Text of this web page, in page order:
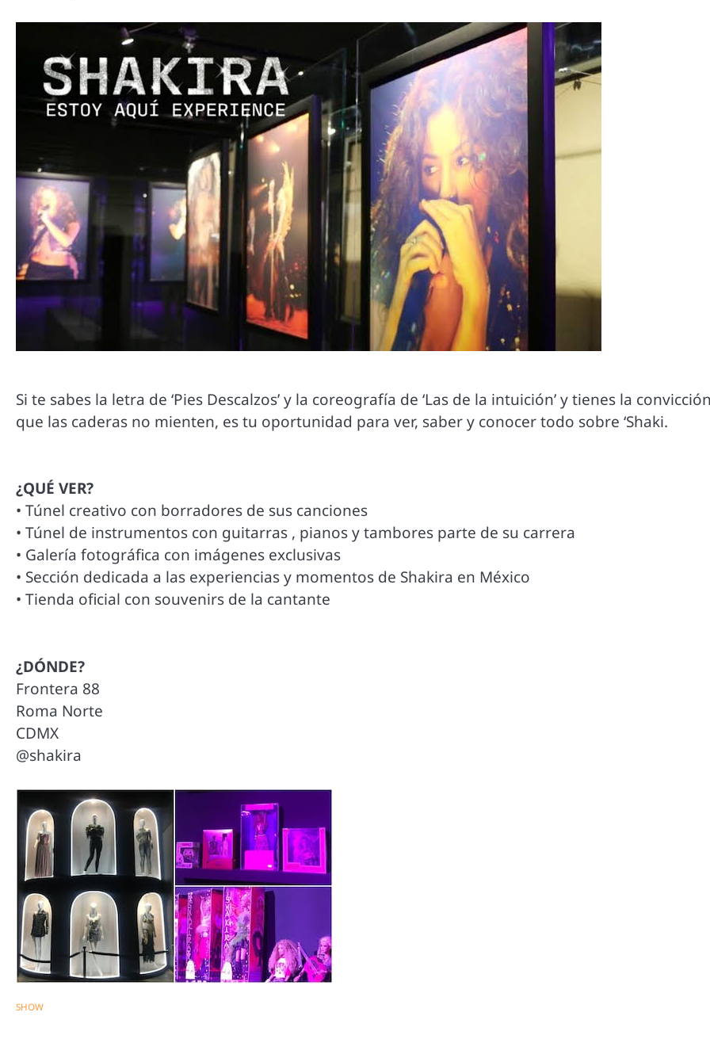
Si te sabes la letra de ‘Pies Descalzos’ y la coreografía de ‘Las de la intuición’ y tienes la
que las caderas no mienten, es tu oportunidad para ver, saber y conocer todo sobre ‘Shaki.
¿QUÉ VER?
• Túnel creativo con borradores de sus canciones
• Túnel de instrumentos con guitarras , pianos y tambores parte de su carrera
• Galería fotográfica con imágenes exclusivas
• Sección dedicada a las experiencias y momentos de Shakira en México
• Tienda oficial con souvenirs de la cantante
¿DÓNDE?
Frontera 88
Roma Norte
CDMX
@shakira
SHOW